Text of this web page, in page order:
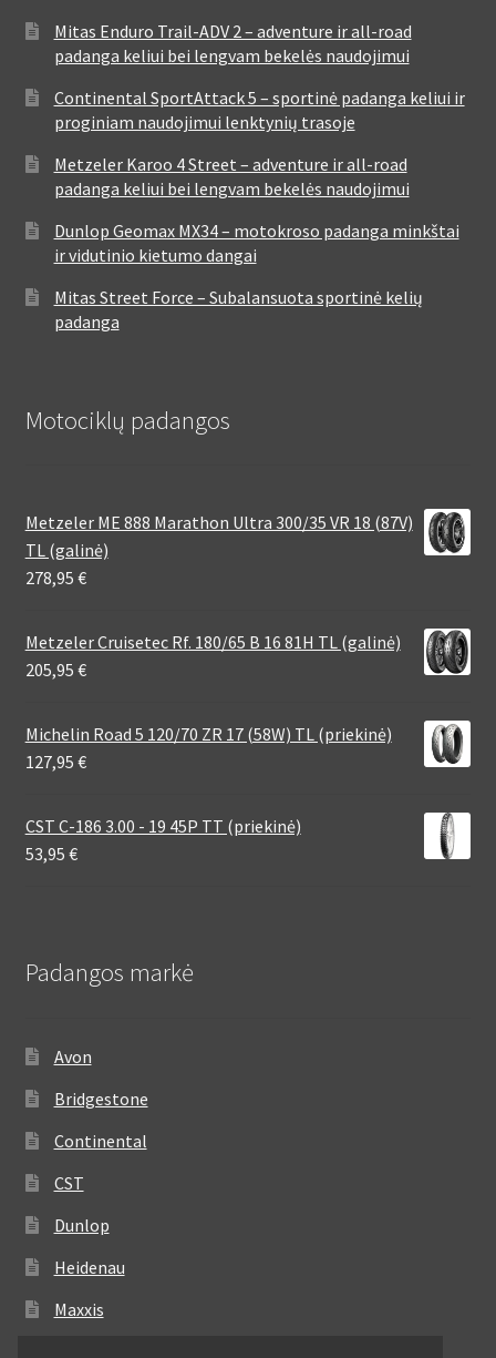
Mitas Enduro Trail-ADV 2 – adventure ir all-road
padanga keliui bei lengvam bekelės naudojimui
Continental SportAttack 5 – sportinė padanga keliui ir
proginiam naudojimui lenktynių trasoje
Metzeler Karoo 4 Street – adventure ir all-road
padanga keliui bei lengvam bekelės naudojimui
Dunlop Geomax MX34 – motokroso padanga minkštai
ir vidutinio kietumo dangai
Mitas Street Force – Subalansuota sportinė kelių
padanga
Motociklų padangos
Metzeler ME 888 Marathon Ultra 300/35 VR 18 (87V)
TL (galinė)
278,95 €
Metzeler Cruisetec Rf. 180/65 B 16 81H TL (galinė)
205,95 €
Michelin Road 5 120/70 ZR 17 (58W) TL (priekinė)
127,95 €
CST C-186 3.00 - 19 45P TT (priekinė)
53,95 €
Padangos markė
Avon
Bridgestone
Continental
CST
Dunlop
Heidenau
Maxxis